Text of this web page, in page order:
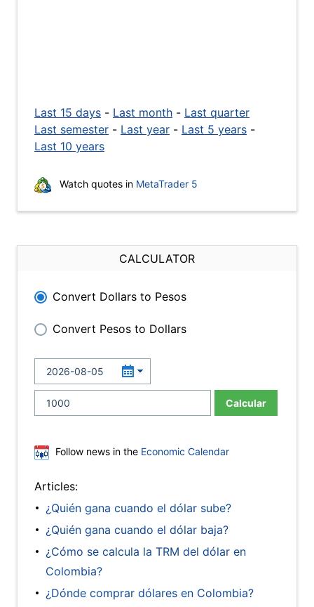
Last 15 days - Last month - Last quarter
Last semester - Last year - Last 5 years -
Last 10 years
Watch quotes in MetaTrader 5
CALCULATOR
Convert Dollars to Pesos
Convert Pesos to Dollars
Calcular
Follow news in the Economic Calendar
Articles:
¿Quién gana cuando el dólar sube?
¿Quién gana cuando el dólar baja?
¿Cómo se calcula la TRM del dólar en
Colombia?
¿Dónde comprar dólares en Colombia?